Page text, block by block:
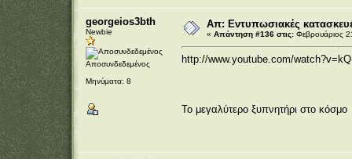
georgeios3bth
Newbie
Αποσυνδεδεμένος
Μηνύματα: 8
Απ: Εντυπωσιακές
« Απάντηση #136 στις:Φεβρουάριος
http://www.youtube.com/
Το μεγαλύτερο ξυπνητήρι στο κόσμο